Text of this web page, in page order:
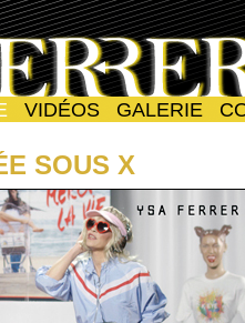
VIDÉOS GALERIE
SOUS X